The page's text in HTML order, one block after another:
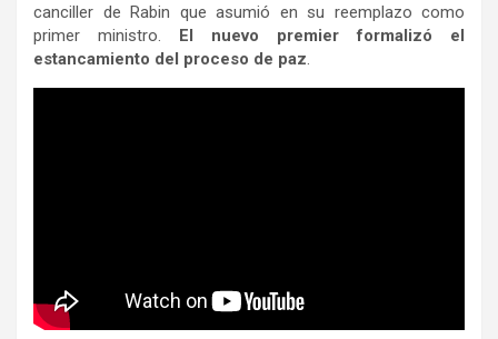
canciller de Rabin que asumió en su reemplazo como
primer ministro. El nuevo premier formalizó el
estancamiento del proceso de paz.